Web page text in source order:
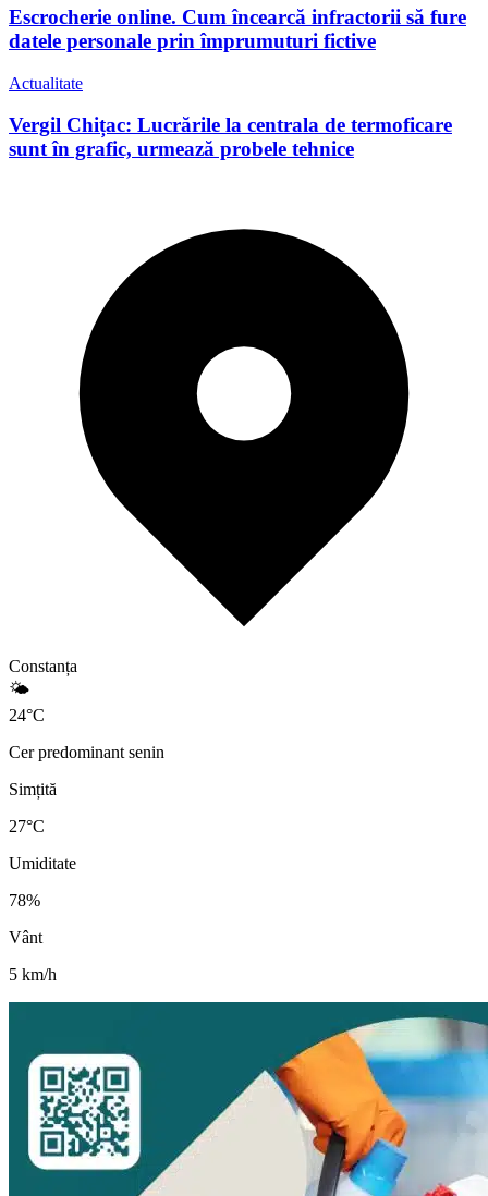
Escrocherie online. Cum încearcă infractorii să fure
datele personale prin împrumuturi fictive
Actualitate
Vergil Chițac: Lucrările la centrala de termoficare
sunt în grafic, urmează probele tehnice
Constanța
🌤️
24°C
Cer predominant senin
Simțită
27°C
Umiditate
78%
Vânt
5 km/h